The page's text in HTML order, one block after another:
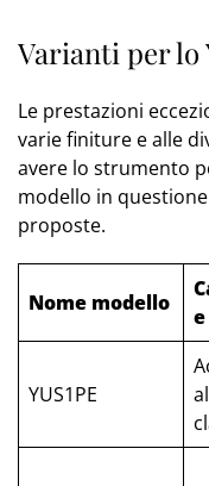
Varianti per lo
Le prestazioni
varie finiture e alle
avere lo strumento
modello in
proposte.
Nome modello
YUS1PE